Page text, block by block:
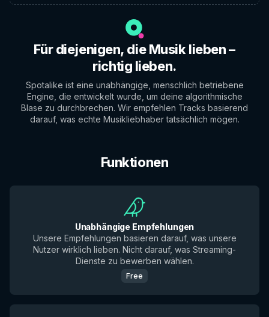
Für diejenigen, die Musik lieben –
richtig lieben.
Spotalike ist eine unabhängige, menschlich betriebene
Engine, die entwickelt wurde, um deine algorithmische
Blase zu durchbrechen. Wir empfehlen Tracks basierend
darauf, was echte Musikliebhaber tatsächlich mögen.
Funktionen
Unabhängige Empfehlungen
Unsere Empfehlungen basieren darauf, was unsere
Nutzer wirklich lieben. Nicht darauf, was Streaming-
Dienste zu bewerben wählen.
Free